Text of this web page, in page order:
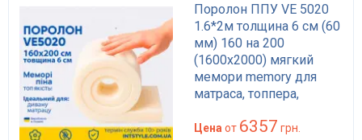
Поролон ППУ VE 5020
1.6*2м толщина 6 см (60
мм) 160 на 200
(1600х2000) мягкий
мемори memory для
матраса, топпера,
Цена от 6357 грн.